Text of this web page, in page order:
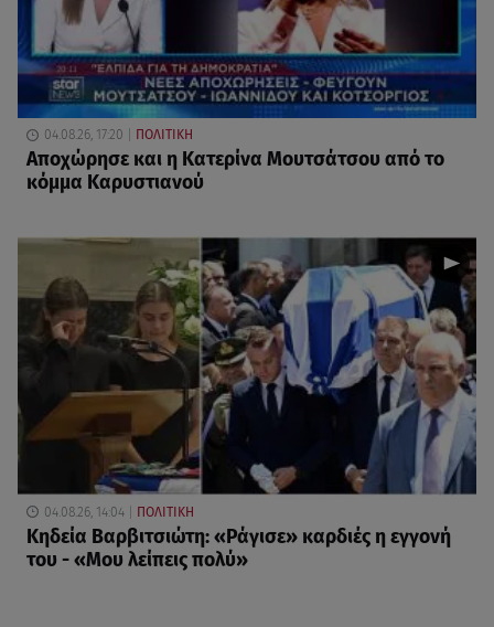
04.08.26, 17:20 ΠΟΛΙΤΙΚΗ
Αποχώρησε και η Κατερίνα Μουτσάτσου από το
κόμμα Καρυστιανού
04.08.26, 14:04 ΠΟΛΙΤΙΚΗ
Κηδεία Βαρβιτσιώτη: «Ράγισε» καρδιές η εγγονή
του - «Μου λείπεις πολύ»